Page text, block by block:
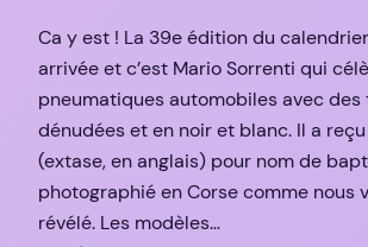
Ca y est ! La 39e édition du
arrivée et c’est Mario Sorrenti qui
pneumatiques automobiles avec
dénudées et en noir et blanc. Il a
(extase, en anglais) pour nom de
photographié en Corse comme nous
révélé. Les modèles…